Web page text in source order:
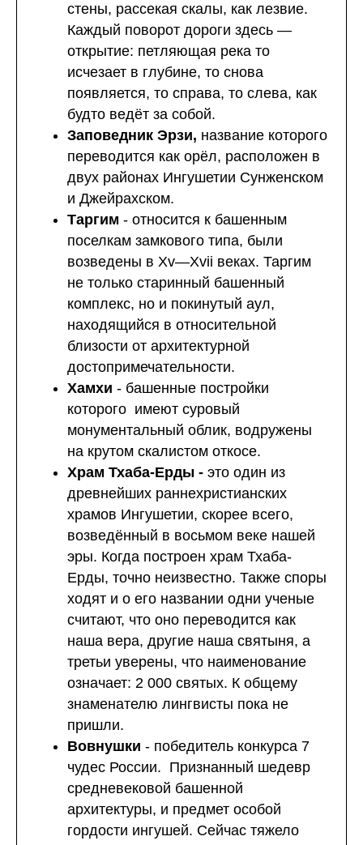
стены, рассекая скалы, как лезвие.
Каждый поворот дороги здесь —
открытие: петляющая река то
исчезает в глубине, то снова
появляется, то справа, то слева, как
будто ведёт за собой.
Заповедник Эрзи, название которого
переводится как орёл, расположен в
двух районах Ингушетии Сунженском
и Джейрахском.
Таргим - относится к башенным
поселкам замкового типа, были
возведены в Xv—Xvii веках. Таргим
не только старинный башенный
комплекс, но и покинутый аул,
находящийся в относительной
близости от архитектурной
достопримечательности.
Хамхи - башенные постройки
которого имеют суровый
монументальный облик, водружены
на крутом скалистом откосе.
Храм Тхаба-Ерды - это один из
древнейших раннехристианских
храмов Ингушетии, скорее всего,
возведённый в восьмом веке нашей
эры. Когда построен храм Тхаба-
Ерды, точно неизвестно. Также споры
ходят и о его названии одни ученые
считают, что оно переводится как
наша вера, другие наша святыня, а
третьи уверены, что наименование
означает: 2 000 святых. К общему
знаменателю лингвисты пока не
пришли.
Вовнушки - победитель конкурса 7
чудес России. Признанный шедевр
средневековой башенной
архитектуры, и предмет особой
гордости ингушей. Сейчас тяжело